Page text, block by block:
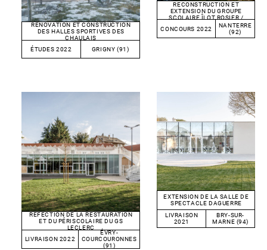
RÉNOVATION ET CONSTRUCTION
DES HALLES SPORTIVES DES
CHAULAIS
ÉTUDES 2022
GRIGNY (91)
RECONSTRUCTION ET
EXTENSION DU GROUPE
SCOLAIRE ÎLOT ROSIER /
DECOUR
CONCOURS 2022
NANTERRE
(92)
RÉFECTION DE LA RESTAURATION
ET DU PÉRISCOLAIRE DU GS
LECLERC
LIVRAISON 2022
ÉVRY-
COURCOURONNES
(91)
EXTENSION DE LA SALLE DE
SPECTACLE DAGUERRE
LIVRAISON
2021
BRY-SUR-
MARNE (94)